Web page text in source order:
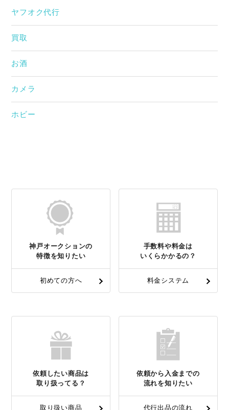
ヤフオク代行
買取
お酒
カメラ
ホビー
神戸オークションの
特徴を知りたい
初めての方へ
手数料や料金は
いくらかかるの？
料金システム
依頼したい商品は
取り扱ってる？
取り扱い商品
依頼から入金までの
流れを知りたい
代行出品の流れ